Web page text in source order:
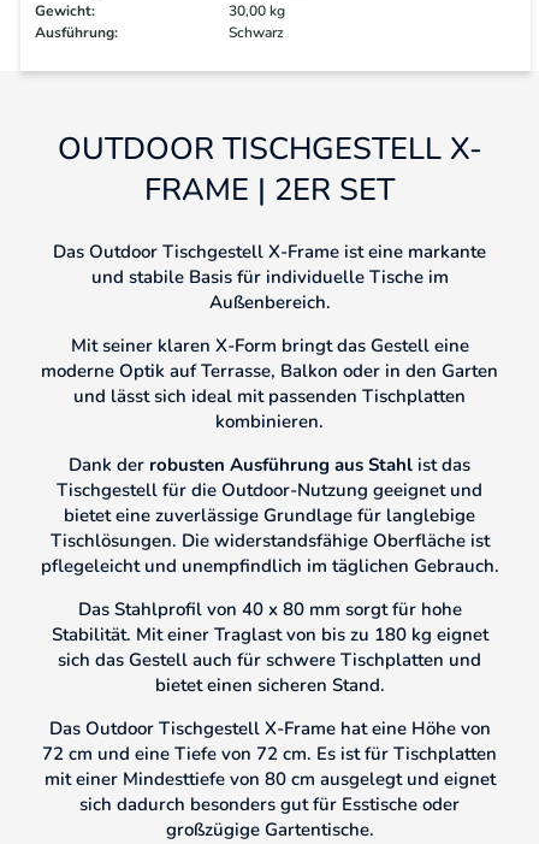
Gewicht:
30,00 kg
Ausführung:
Schwarz
OUTDOOR TISCHGESTELL X-
FRAME | 2ER SET
Das Outdoor Tischgestell X-Frame ist eine markante
und stabile Basis für individuelle Tische im
Außenbereich.
Mit seiner klaren X-Form bringt das Gestell eine
moderne Optik auf Terrasse, Balkon oder in den Garten
und lässt sich ideal mit passenden Tischplatten
kombinieren.
Dank der robusten Ausführung aus Stahl ist das
Tischgestell für die Outdoor-Nutzung geeignet und
bietet eine zuverlässige Grundlage für langlebige
Tischlösungen. Die widerstandsfähige Oberfläche ist
pflegeleicht und unempfindlich im täglichen Gebrauch.
Das Stahlprofil von 40 x 80 mm sorgt für hohe
Stabilität. Mit einer Traglast von bis zu 180 kg eignet
sich das Gestell auch für schwere Tischplatten und
bietet einen sicheren Stand.
Das Outdoor Tischgestell X-Frame hat eine Höhe von
72 cm und eine Tiefe von 72 cm. Es ist für Tischplatten
mit einer Mindesttiefe von 80 cm ausgelegt und eignet
sich dadurch besonders gut für Esstische oder
großzügige Gartentische.